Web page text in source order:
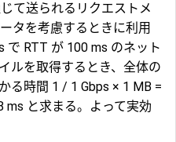
て送られるリクエストメ
タを考慮するときに利用
で RTT が 100 ms のネット
ルを取得するとき、全体の
る時間 1 / 1 Gbps × 1 MB =
ms と求まる。よって実効